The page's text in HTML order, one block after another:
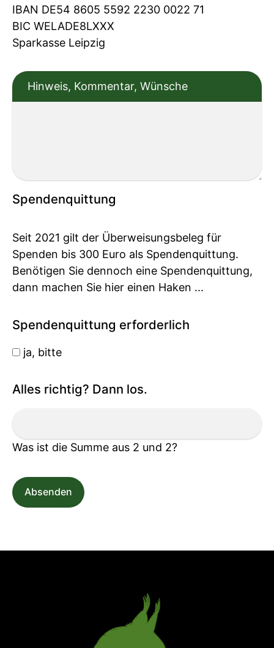
IBAN DE54 8605 5592 2230 0022 71
BIC WELADE8LXXX
Sparkasse Leipzig
Hinweis, Kommentar, Wünsche
Spendenquittung
Seit 2021 gilt der Überweisungsbeleg für
Spenden bis 300 Euro als Spendenquittung.
Benötigen Sie dennoch eine Spendenquittung,
dann machen Sie hier einen Haken ...
Spendenquittung erforderlich
ja, bitte
Alles richtig? Dann los.
Was ist die Summe aus 2 und 2?
Absenden